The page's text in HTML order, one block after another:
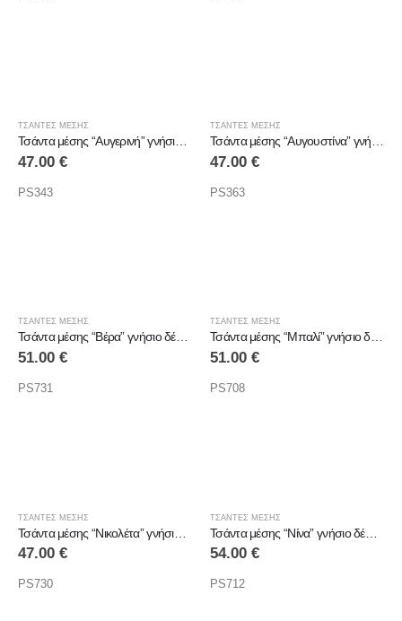
ΤΣΑΝΤΕΣ ΜΕΣΗΣ
Τσάντα μέσης “Αυγερινή” γνήσιο δέρμα
47.00 €
PS343
ΤΣΑΝΤΕΣ ΜΕΣΗΣ
47.00 €
PS363
ΤΣΑΝΤΕΣ ΜΕΣΗΣ
Τσάντα μέσης “Βέρα” γνήσιο δέρμα
51.00 €
PS731
ΤΣΑΝΤΕΣ ΜΕΣΗΣ
Τσάντα μέσης “Μπαλί” γνήσιο δέρμα
51.00 €
PS708
ΤΣΑΝΤΕΣ ΜΕΣΗΣ
Τσάντα μέσης “Νικολέτα” γνήσιο δέρμα
47.00 €
PS730
ΤΣΑΝΤΕΣ ΜΕΣΗΣ
Τσάντα μέσης “Νίνα” γνήσιο δέρμα
54.00 €
PS712